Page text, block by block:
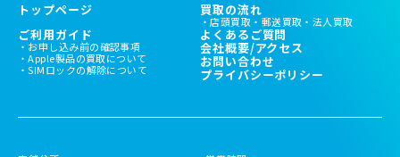
トップページ 買取の流れ
店頭買取 郵送買取 法人買取
ご利用ガイド
お申し込み前の確認事項
Apple製品の買取について
SIMロックの解除について
よくあるご質問
会社概要/アクセス
お問い合わせ
プライバシーポリシー